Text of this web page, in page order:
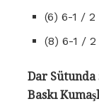
(6) 6-1 /
(8) 6-1 /
Dar Sütunda
Baskı